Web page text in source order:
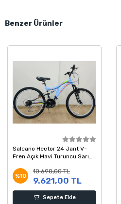
Benzer Ürünler
Salcano Hector 24 Jant V-
Fren Açık Mavi Turuncu Sarı
%10
10.690,00 TL
9.621,00 TL
Sepete Ekle